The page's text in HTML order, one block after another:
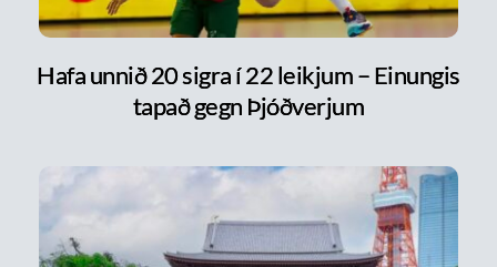
Hafa unnið 20 sigra í 22 leikjum – Einungis
tapað gegn Þjóðverjum